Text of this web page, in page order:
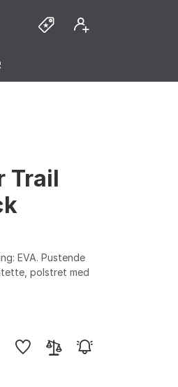
Trail
EVA. Pustende
polstret med